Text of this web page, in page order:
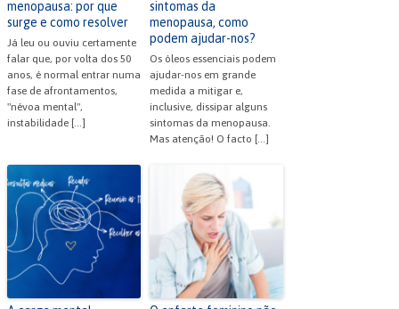
menopausa: por que
surge e como resolver
Já leu ou ouviu certamente
falar que, por volta dos 50
anos, é normal entrar numa
fase de afrontamentos,
"névoa mental",
instabilidade […]
sintomas da
menopausa, como
podem ajudar-nos?
Os óleos essenciais podem
ajudar-nos em grande
medida a mitigar e,
inclusive, dissipar alguns
sintomas da menopausa.
Mas atenção! O facto […]